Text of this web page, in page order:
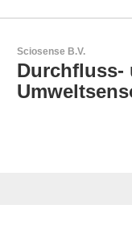
Esseti Srl
Ihr